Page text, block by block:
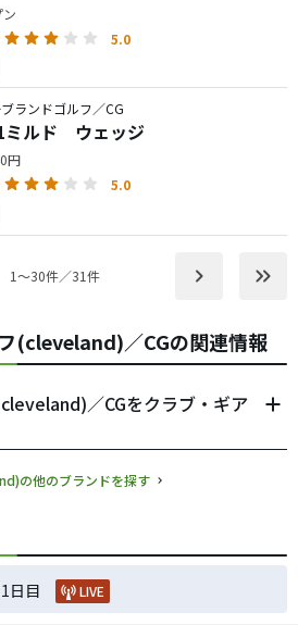
ン
5.0
ランドゴルフ／CG
ミルド ウェッジ
円
5.0
1〜30件／31件 keyboard_arrow_right keyboard_double_arrow_right
(cleveland)／CGの関連情報
／CGをクラブ・ギア
の他のブランドを探す
日目 LIVE